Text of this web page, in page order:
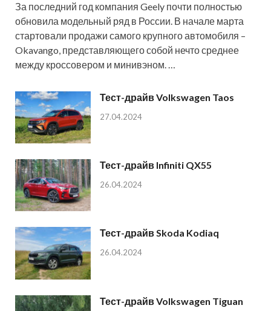
За последний год компания Geely почти полностью
обновила модельный ряд в России. В начале марта
стартовали продажи самого крупного автомобиля –
Okavango, представляющего собой нечто среднее
между кроссовером и минивэном. …
Тест-драйв Volkswagen Taos
27.04.2024
Тест-драйв Infiniti QX55
26.04.2024
Тест-драйв Skoda Kodiaq
26.04.2024
Тест-драйв Volkswagen Tiguan